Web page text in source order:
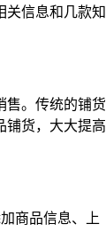
关信息和几款知
售。传统的铺货
铺货，大大提高
商品信息、上